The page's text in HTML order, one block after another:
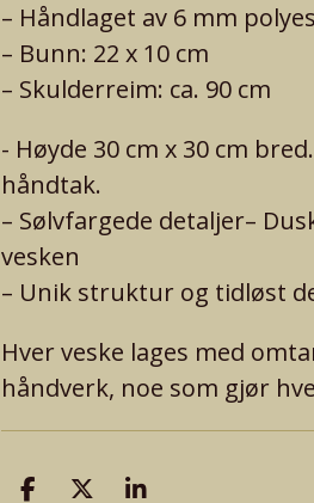
– Håndlaget av 6 mm
– Bunn: 22 x 10 cm
– Skulderreim: ca. 90 cm
- Høyde 30 cm x 30 cm
håndtak.
– Sølvfargede detaljer–
vesken
– Unik struktur og tidløst
Hver veske lages med
håndverk, noe som gjør